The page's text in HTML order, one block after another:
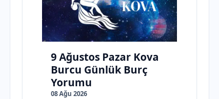
9 Ağustos Pazar Kova
Burcu Günlük Burç
Yorumu
08 Ağu 2026